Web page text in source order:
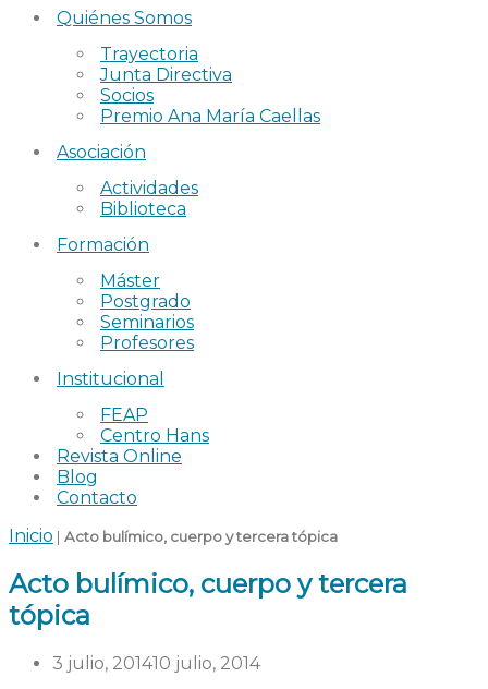
Quiénes Somos
Trayectoria
Junta Directiva
Socios
Premio Ana María Caellas
Asociación
Actividades
Biblioteca
Formación
Máster
Postgrado
Seminarios
Profesores
Institucional
FEAP
Centro Hans
Revista Online
Blog
Contacto
Inicio | Acto bulímico, cuerpo y tercera tópica
Acto bulímico, cuerpo y tercera
tópica
3 julio, 201410 julio, 2014